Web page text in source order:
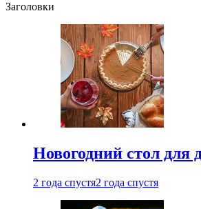
Заголовки
Новогодний стол для
2 года спустя2 года спустя